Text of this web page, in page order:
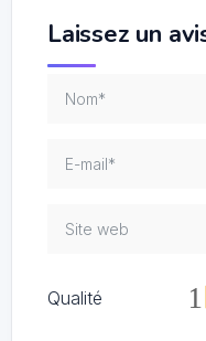
Laissez un
Qualité 1